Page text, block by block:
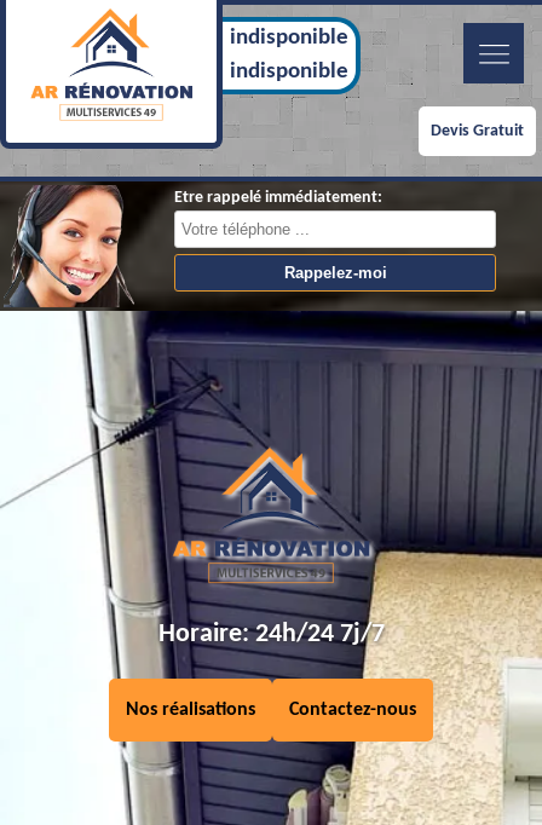
indisponible
indisponible
Devis Gratuit
Etre rappelé immédiatement:
Horaire: 24h/24 7j/7
Nos réalisations Contactez-nous